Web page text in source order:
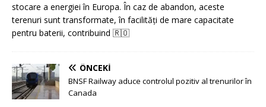
stocare a energiei în Europa. În caz de abandon, aceste
terenuri sunt transformate, în facilități de mare capacitate
pentru baterii, contribuind 🇷🇴
ÖNCEKI
BNSF Railway aduce controlul pozitiv al trenurilor în
Canada